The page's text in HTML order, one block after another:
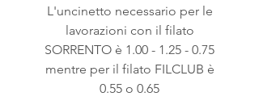
L'uncinetto necessario per le
lavorazioni con il filato
SORRENTO è 1.00 - 1.25 - 0.75
mentre per il filato FILCLUB è
0.55 o 0.65